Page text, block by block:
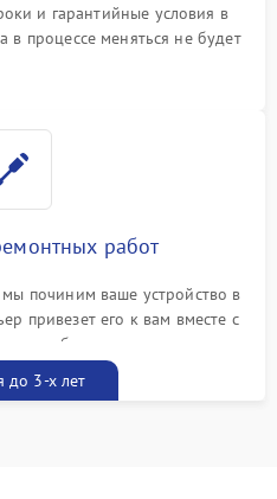
и гарантийные условия в
в процессе меняться не будет
работ
починим ваше устройство в
привезет его к вам вместе с
бесплатно
до 3-х лет